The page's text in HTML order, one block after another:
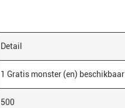
Detail
1 Gratis monster (en) beschikbaar
500